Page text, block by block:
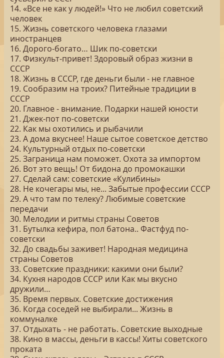
14. «Все не как у людей!» Что не любил советский
человек
15. Жизнь советского человека глазами
иностранцев
16. Дорого-богато… Шик по-советски
17. Физкульт-привет! Здоровый образ жизни в
СССР
18. Жизнь в СССР, где деньги были - не главное
19. Сообразим на троих? Питейные традиции в
СССР
20. Главное - внимание. Подарки нашей юности
21. Джек-пот по-советски
22. Как мы охотились и рыбачили
23. А дома вкуснее! Наше сытое советское детство
24. Культурный отдых по-советски
25. Заграница нам поможет. Охота за импортом
26. Вот это вещь! От бидона до промокашки
27. Сделай сам: советские «Кулибины»
28. Не кочегары мы, не... Забытые профессии СССР
29. А что там по телеку? Любимые советские
передачи
30. Мелодии и ритмы страны Советов
31. Бутылка кефира, пол батона.. Фастфуд по-
советски
32. До свадьбы заживет! Народная медицина
страны Советов
33. Советские праздники: какими они были?
34. Кухня народов СССР или Как мы вкусно
дружили…
35. Время первых. Советские достижения
36. Когда соседей не выбирали... Жизнь в
коммуналке
37. Отдыхать - не работать. Советские выходные
38. Кино в массы, деньги в кассы! Хиты советского
проката